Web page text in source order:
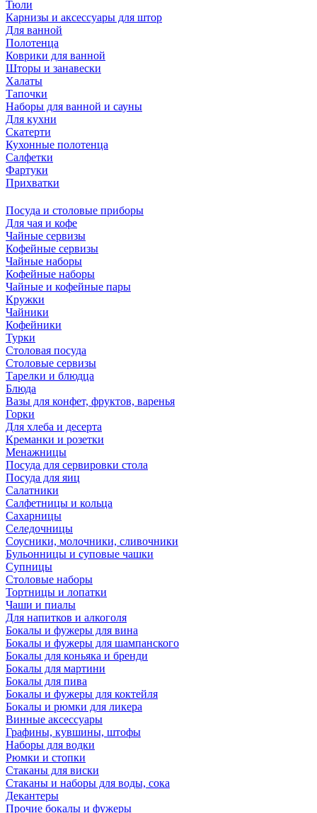
Тюли
Карнизы и аксессуары для штор
Для ванной
Полотенца
Коврики для ванной
Шторы и занавески
Халаты
Тапочки
Наборы для ванной и сауны
Для кухни
Скатерти
Кухонные полотенца
Салфетки
Фартуки
Прихватки
Посуда и столовые приборы
Для чая и кофе
Чайные сервизы
Кофейные сервизы
Чайные наборы
Кофейные наборы
Чайные и кофейные пары
Кружки
Чайники
Кофейники
Турки
Столовая посуда
Столовые сервизы
Тарелки и блюдца
Блюда
Вазы для конфет, фруктов, варенья
Горки
Для хлеба и десерта
Креманки и розетки
Менажницы
Посуда для сервировки стола
Посуда для яиц
Салатники
Салфетницы и кольца
Сахарницы
Селедочницы
Соусники, молочники, сливочники
Бульонницы и суповые чашки
Супницы
Столовые наборы
Тортницы и лопатки
Чаши и пиалы
Для напитков и алкоголя
Бокалы и фужеры для вина
Бокалы и фужеры для шампанского
Бокалы для коньяка и бренди
Бокалы для мартини
Бокалы для пива
Бокалы и фужеры для коктейля
Бокалы и рюмки для ликера
Винные аксессуары
Графины, кувшины, штофы
Наборы для водки
Рюмки и стопки
Стаканы для виски
Стаканы и наборы для воды, сока
Декантеры
Прочие бокалы и фужеры